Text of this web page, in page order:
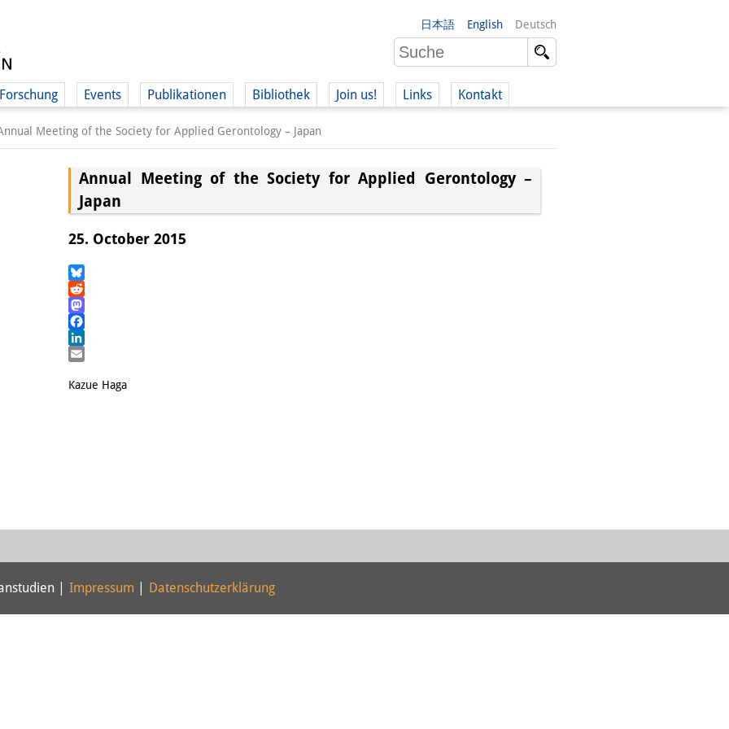
日本語 English Deutsch
Forschung Events Publikationen Bibliothek Join us! Links Kontakt
Meeting of the Society for Applied Gerontology – Japan
Annual Meeting of the Society for Applied Gerontology –
Japan
25. October 2015
Bluesky
Reddit
Mastodon
Facebook
LinkedIn
Kazue Haga
| Impressum Datenschutzerklärung